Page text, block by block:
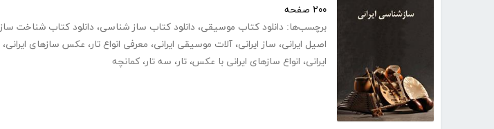
۲۰۰ صفحه
برچسب‌ها: دانلود کتاب موسیقی، دانلود کتاب ساز شناسی، دانلود کتاب شناخت ساز
اصیل ایرانی، ساز ایرانی، آلات موسیقی ایرانی، معرفی انواع تار، عکس سازهای ایرانی،
ایرانی، انواع سازهای ایرانی با عکس، تار، سه تار، کمانچه